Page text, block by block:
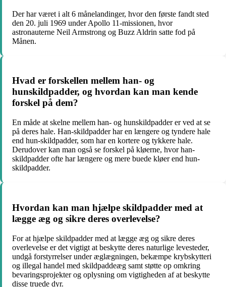
Der har været i alt 6 månelandinger, hvor den første fandt sted
den 20. juli 1969 under Apollo 11-missionen, hvor
astronauterne Neil Armstrong og Buzz Aldrin satte fod på
Månen.
Hvad er forskellen mellem han- og
hunskildpadder, og hvordan kan man kende
forskel på dem?
En måde at skelne mellem han- og hunskildpadder er ved at se
på deres hale. Han-skildpadder har en længere og tyndere hale
end hun-skildpadder, som har en kortere og tykkere hale.
Derudover kan man også se forskel på kløerne, hvor han-
skildpadder ofte har længere og mere buede kløer end hun-
skildpadder.
Hvordan kan man hjælpe skildpadder med at
lægge æg og sikre deres overlevelse?
For at hjælpe skildpadder med at lægge æg og sikre deres
overlevelse er det vigtigt at beskytte deres naturlige levesteder,
undgå forstyrrelser under æglægningen, bekæmpe krybskytteri
og illegal handel med skildpaddeæg samt støtte op omkring
bevaringsprojekter og oplysning om vigtigheden af at beskytte
disse truede dyr.